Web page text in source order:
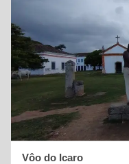
Vôo do Icaro